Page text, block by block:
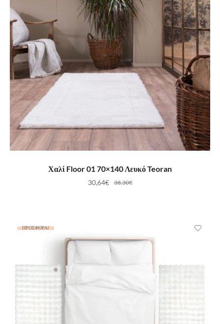
ΠΡΟΣΘΉΚΗ ΣΤΟ ΚΑΛΆΘΙ
Χαλί Floor 01 70×140 Λευκό Teoran
38,30€
30,64€
ΠΡΟΣΦΟΡΆ!